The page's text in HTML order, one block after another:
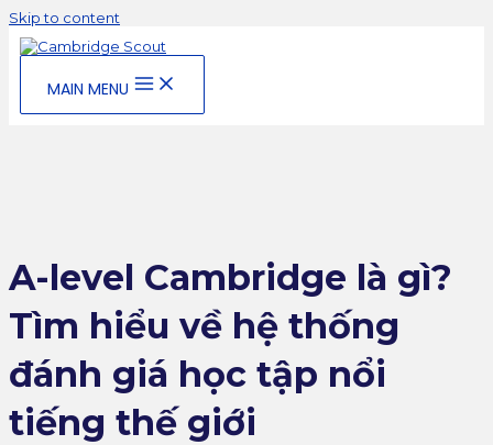
Skip to content
MAIN MENU
A-level Cambridge là gì?
Tìm hiểu về hệ thống
đánh giá học tập nổi
tiếng thế giới